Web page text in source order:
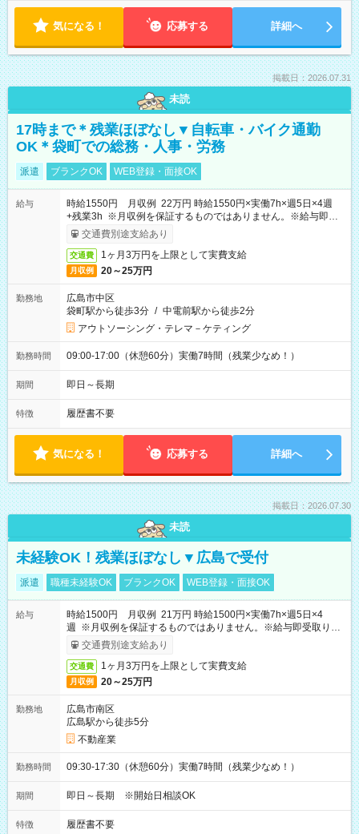
気になる！ 応募する 詳細へ
掲載日：2026.07.31
未読
17時まで＊残業ほぼなし▼自転車・バイク通勤
OK＊袋町での総務・人事・労務
派遣 ブランクOK WEB登録・面接OK
給与
時給1550円 月収例 22万円 時給1550円×実働7h×週5日×4週
+残業3h ※月収例を保証するものではありません。※給与即受
取りサービス利用可（利用条件有）
交通費別途支給あり
交通費 1ヶ月3万円を上限として実費支給
月収例 20～25万円
勤務地
広島市中区
袋町駅から徒歩3分 / 中電前駅から徒歩2分
アウトソーシング・テレマ－ケティング
勤務時間 09:00-17:00（休憩60分）実働7時間（残業少なめ！）
期間 即日～長期
特徴 履歴書不要
気になる！ 応募する 詳細へ
掲載日：2026.07.30
未読
未経験OK！残業ほぼなし▼広島で受付
派遣 職種未経験OK ブランクOK WEB登録・面接OK
給与
時給1500円 月収例 21万円 時給1500円×実働7h×週5日×4
週 ※月収例を保証するものではありません。※給与即受取りサ
ービス利用可（利用条件有）
交通費別途支給あり
交通費 1ヶ月3万円を上限として実費支給
月収例 20～25万円
勤務地
広島市南区
広島駅から徒歩5分
不動産業
勤務時間 09:30-17:30（休憩60分）実働7時間（残業少なめ！）
期間 即日～長期 ※開始日相談OK
特徴 履歴書不要